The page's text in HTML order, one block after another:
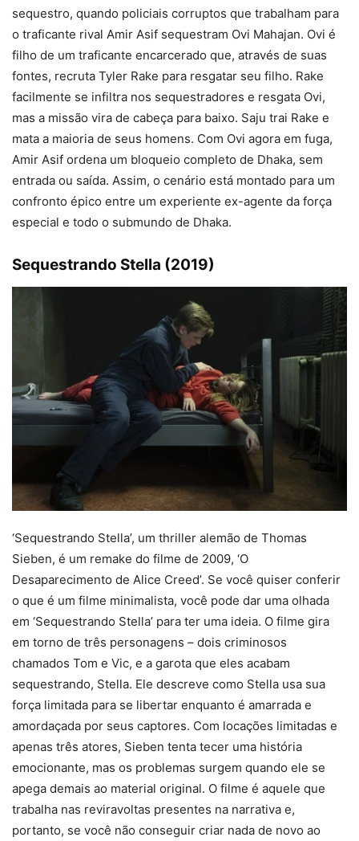
sequestro, quando policiais corruptos que trabalham para
o traficante rival Amir Asif sequestram Ovi Mahajan. Ovi é
filho de um traficante encarcerado que, através de suas
fontes, recruta Tyler Rake para resgatar seu filho. Rake
facilmente se infiltra nos sequestradores e resgata Ovi,
mas a missão vira de cabeça para baixo. Saju trai Rake e
mata a maioria de seus homens. Com Ovi agora em fuga,
Amir Asif ordena um bloqueio completo de Dhaka, sem
entrada ou saída. Assim, o cenário está montado para um
confronto épico entre um experiente ex-agente da força
especial e todo o submundo de Dhaka.
Sequestrando Stella (2019)
‘Sequestrando Stella’, um thriller alemão de Thomas
Sieben, é um remake do filme de 2009, ‘O
Desaparecimento de Alice Creed’. Se você quiser conferir
o que é um filme minimalista, você pode dar uma olhada
em ‘Sequestrando Stella’ para ter uma ideia. O filme gira
em torno de três personagens – dois criminosos
chamados Tom e Vic, e a garota que eles acabam
sequestrando, Stella. Ele descreve como Stella usa sua
força limitada para se libertar enquanto é amarrada e
amordaçada por seus captores. Com locações limitadas e
apenas três atores, Sieben tenta tecer uma história
emocionante, mas os problemas surgem quando ele se
apega demais ao material original. O filme é aquele que
trabalha nas reviravoltas presentes na narrativa e,
portanto, se você não conseguir criar nada de novo ao